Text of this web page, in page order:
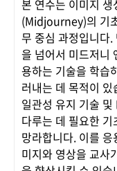
본 연수는 이미지
(Midjourney)의 기
무 중심 과정입니다
을 넘어서 미드저니
용하는 기술을 학습
러내는 데 목적이
일관성 유지 기술
다루는 데 필요한
망라합니다. 이를
미지와 영상을 교사